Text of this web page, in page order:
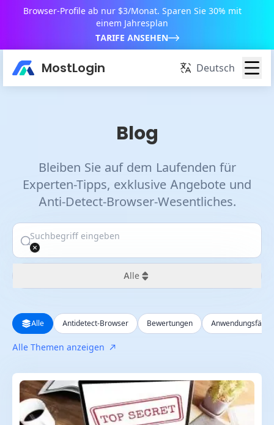
Browser-Profile ab nur $3/Monat. Sparen Sie 30% mit
einem Jahresplan
TARIFE ANSEHEN
MostLogin Deutsch
Blog
Bleiben Sie auf dem Laufenden für
Experten-Tipps, exklusive Angebote und
Anti-Detect-Browser-Wesentliches.
Alle
Letzte 24 Stunden
Letzte Woche
Letzter Monat
Letztes Jahr
Alle Antidetect-Browser Bewertungen Anwendungsfälle
Alle Themen anzeigen